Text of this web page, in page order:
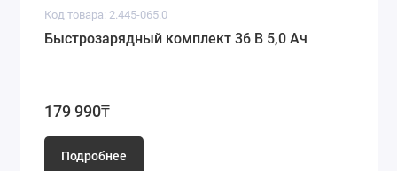
Код товара: 2.445-065.0
Быстрозарядный комплект 36 В 5,0 Ач
179 990₸
Подробнее